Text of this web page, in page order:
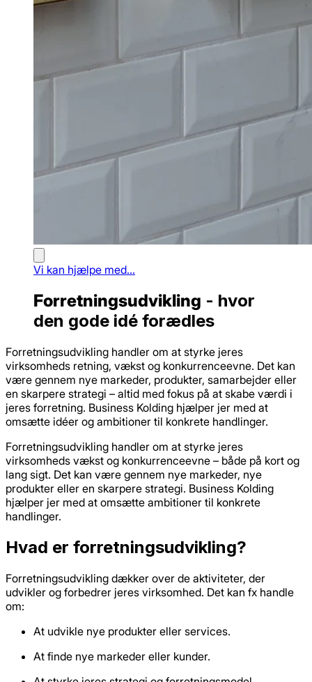
Vi kan hjælpe med...
Forretningsudvikling - hvor
den gode idé forædles
Forretningsudvikling handler om at styrke jeres
virksomheds retning, vækst og konkurrenceevne. Det kan
være gennem nye markeder, produkter, samarbejder eller
en skarpere strategi – altid med fokus på at skabe værdi i
jeres forretning. Business Kolding hjælper jer med at
omsætte idéer og ambitioner til konkrete handlinger.
Forretningsudvikling handler om at styrke jeres
virksomheds vækst og konkurrenceevne – både på kort og
lang sigt. Det kan være gennem nye markeder, nye
produkter eller en skarpere strategi. Business Kolding
hjælper jer med at omsætte ambitioner til konkrete
handlinger.
Hvad er forretningsudvikling?
Forretningsudvikling dækker over de aktiviteter, der
udvikler og forbedrer jeres virksomhed. Det kan fx handle
om:
At udvikle nye produkter eller services.
At finde nye markeder eller kunder.